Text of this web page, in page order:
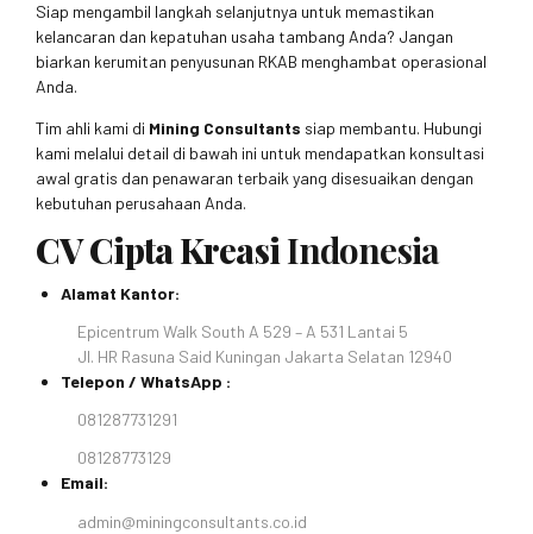
Siap mengambil langkah selanjutnya untuk memastikan
kelancaran dan kepatuhan usaha tambang Anda? Jangan
biarkan kerumitan penyusunan RKAB menghambat operasional
Anda.
Tim ahli kami di Mining Consultants siap membantu. Hubungi
kami melalui detail di bawah ini untuk mendapatkan konsultasi
awal gratis dan penawaran terbaik yang disesuaikan dengan
kebutuhan perusahaan Anda.
CV Cipta KreasiIndonesia
Alamat Kantor:
Epicentrum Walk South A 529 – A 531 Lantai 5
Jl. HR Rasuna Said Kuningan Jakarta Selatan 12940
Telepon / WhatsApp :
081287731291
08128773129
Email:
admin@miningconsultants.co.id